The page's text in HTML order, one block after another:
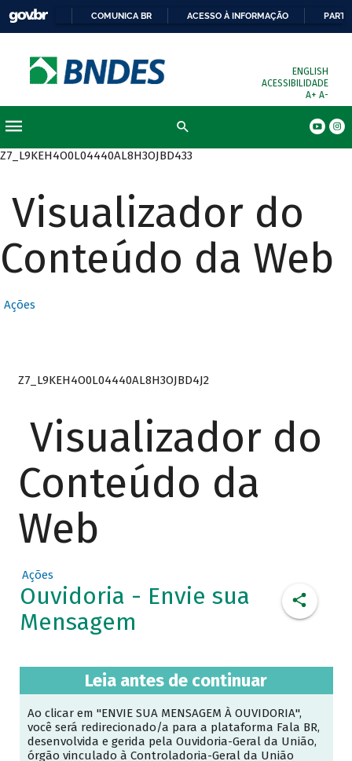
COMUNICA BR ACESSO À INFORMAÇÃO
ENGLISH
ACESSIBILIDADE
A+ A-
Z7_L9KEH4O0L04440AL8H3OJBD433
Visualizador do
Conteúdo da Web
Ações
Z7_L9KEH4O0L04440AL8H3OJBD4J2
Visualizador do
Conteúdo da
Web
Ações
Ouvidoria - Envie sua
Mensagem
Leia antes de continuar
Ao clicar em "ENVIE SUA MENSAGEM À OUVIDORIA",
você será redirecionado/a para a plataforma Fala BR,
desenvolvida e gerida pela Ouvidoria-Geral da União,
órgão vinculado à Controladoria-Geral da União